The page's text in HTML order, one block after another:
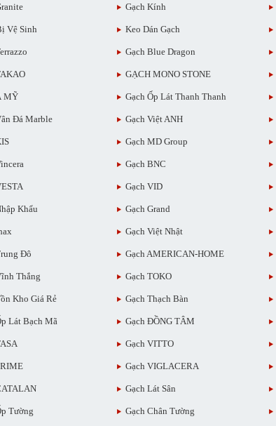
Gạch Kính
Vệ Sinh Keo Dán Gạch
Gạch Blue Dragon
GẠCH MONO STONE
MỸ Gạch Ốp Lát Thanh Thanh
Đá Marble Gạch Việt ANH
Gạch MD Group
Gạch BNC
Gạch VID
Khẩu Gạch Grand
Gạch Việt Nhật
Đô Gạch AMERICAN-HOME
Thắng Gạch TOKO
Kho Giá Rẻ Gạch Thạch Bàn
Lát Bạch Mã Gạch ĐỒNG TÂM
Gạch VITTO
Gạch VIGLACERA
Gạch Lát Sân
Tường Gạch Chân Tường